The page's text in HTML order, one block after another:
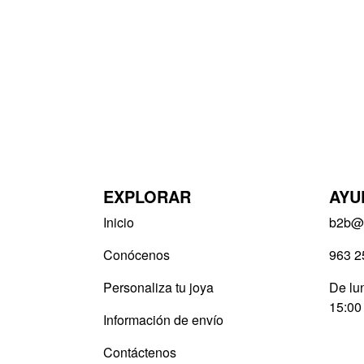
963
De
15:00
EXPLORAR
Inicio
Conócenos
Personaliza tu joya
Información de envío
Contáctenos